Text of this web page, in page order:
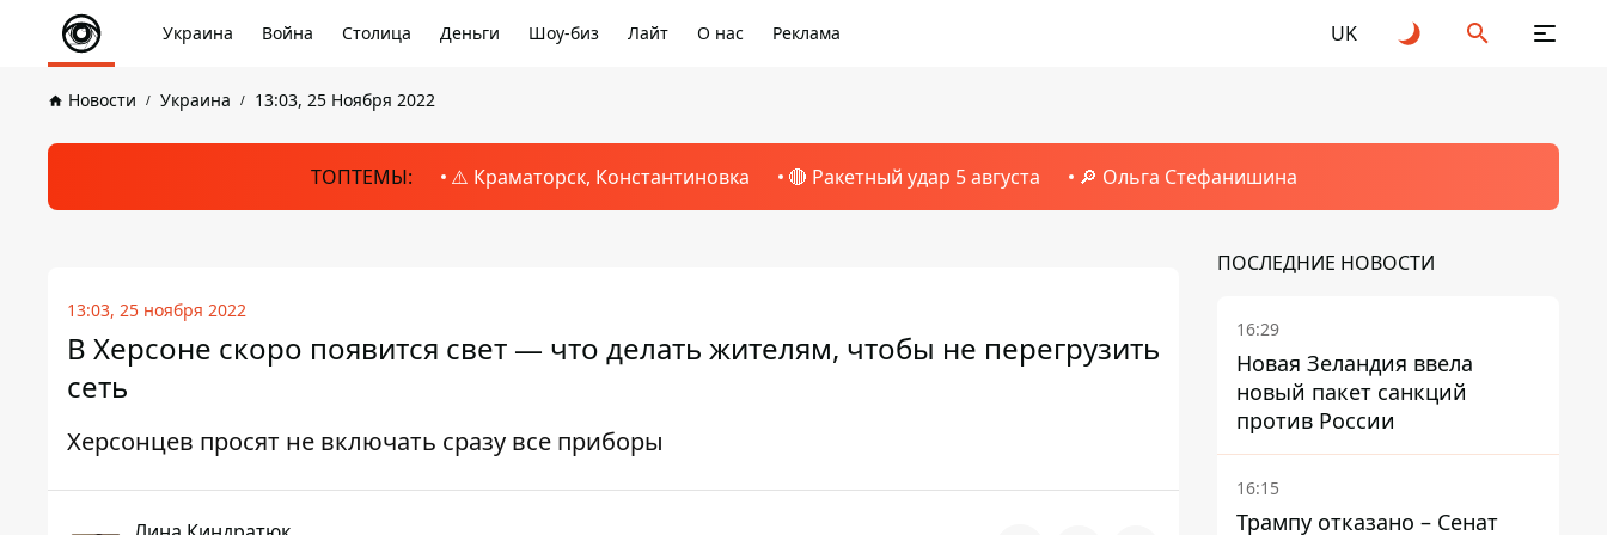
Украина Война Столица Деньги Шоу-биз Лайт О нас Реклама UK
Новости Украина 13:03, 25 Ноября 2022
ТОПТЕМЫ: ⚠️ Краматорск, Константиновка 🔴 Ракетный удар 5 августа 🔎 Ольга Стефанишина
13:03, 25 ноября 2022
В Херсоне скоро появится свет — что делать жителям, чтобы не перегрузить
сеть
Херсонцев просят не включать сразу все приборы
ПОСЛЕДНИЕ НОВОСТИ
16:29
Новая Зеландия ввела
новый пакет санкций
против России
16:15
Трампу отказано – Сенат